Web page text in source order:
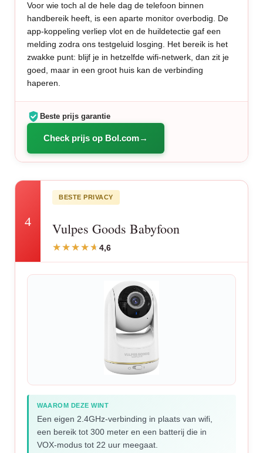
Voor wie toch al de hele dag de telefoon binnen
handbereik heeft, is een aparte monitor overbodig. De
app-koppeling verliep vlot en de huildetectie gaf een
melding zodra ons testgeluid losging. Het bereik is het
zwakke punt: blijf je in hetzelfde wifi-netwerk, dan zit je
goed, maar in een groot huis kan de verbinding
haperen.
Beste prijs garantie
Check prijs op Bol.com
4
BESTE PRIVACY
Vulpes Goods Babyfoon
4,6
WAAROM DEZE WINT
Een eigen 2.4GHz-verbinding in plaats van wifi,
een bereik tot 300 meter en een batterij die in
VOX-modus tot 22 uur meegaat.